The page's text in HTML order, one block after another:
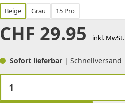
Beige Grau 15 Pro
CHF 29.95 inkl. MwSt.
Sofort lieferbar | Schnellversand